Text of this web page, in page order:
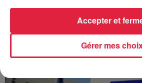
Gérer mes
Accepter et